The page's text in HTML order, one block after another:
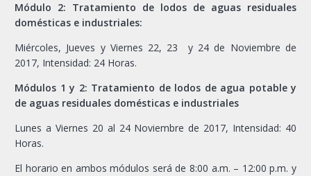
Módulo 2: Tratamiento de lodos de aguas residuales
domésticas e industriales:
Miércoles, Jueves y Viernes 22, 23 y 24 de Noviembre de
2017, Intensidad: 24 Horas.
Módulos 1 y 2: Tratamiento de lodos de agua potable y
de aguas residuales domésticas e industriales
Lunes a Viernes 20 al 24 Noviembre de 2017, Intensidad: 40
Horas.
El horario en ambos módulos será de 8:00 a.m. – 12:00 p.m. y